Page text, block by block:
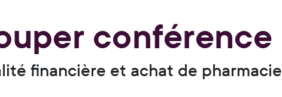
conférence
financière et achat de pharmacie